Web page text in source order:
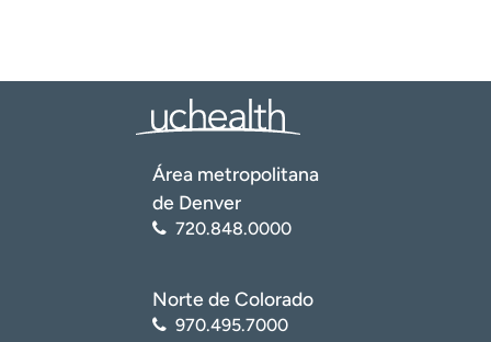
Área metropolitana
de Denver
720.848.0000
Norte de Colorado
970.495.7000